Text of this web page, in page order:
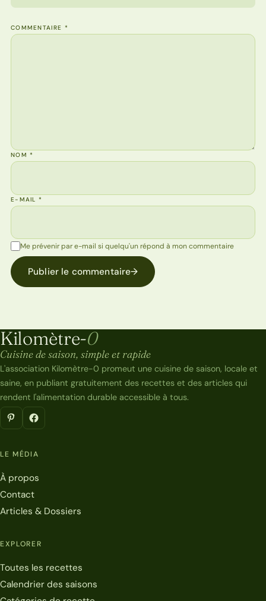
COMMENTAIRE *
NOM*
E-MAIL*
Me prévenir par e-mail si quelqu'un répond à mon commentaire
Publier le commentaire→
Kilomètre-0
Kilomètre-0
Cuisine de saison, simple et rapide
L'association Kilomètre-0 promeut une cuisine de saison, locale et
saine, en publiant gratuitement des recettes et des articles qui
rendent l'alimentation durable accessible à tous.
LE MÉDIA
À propos
Contact
Articles & Dossiers
EXPLORER
Toutes les recettes
Calendrier des saisons